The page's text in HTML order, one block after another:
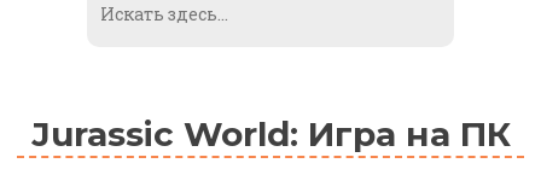
Jurassic World: Игра на ПК